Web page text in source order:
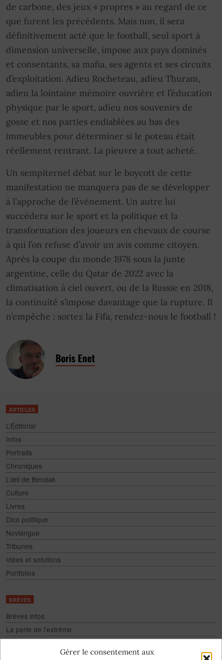
Gérer le consentement aux
de carbone, des jeux « propres » au regard de ce
que furent les précédents. Mais non, il sera
définitivement acté que le football, seul sport à
dimension universelle, impose aux pays dominés
et consentants, sa mafia, ses agents et ses circuits
d’exploitation. Adieu Rocheteau, adieu Thuram,
adieu la lointaine mémoire ouvrière et l’éducation
physique par le sport, adieu nos souvenirs de
gosse et nos parties endiablées au bas des
immeubles pour déterminer si le poteau était
réellement rentrant. La pieuvre a tout acheté.
Un sempiternel débat sur le boycott de cette
manifestation ne manquera pas de se développer
à l’approche de l’évènement. Un autre lui
succèdera sur le sport et la politique et la
transformation des joueurs en chevaux de course
à qui l’on refuse d’avoir un avis comme citoyen.
Après la coupe du monde 1978 sous la junte
argentine, celle du Qatar de 2022 avec la
climatisation à ciel ouvert, ou de la Russie en 2018,
la continuité s’impose davantage que la rupture. Il
n’empêche : sortez la Fifa, rendez-nous le football !
Boris Enet
ARTICLES
L’Éditorial
Infos
Portraits
Chroniques
L’œil de Bendak
Culture
Livres
Dico politique
Novlangue
Tribunes
Idées et solutions
Portfolios
BRÈVES
Brèves infos
La perle de l’extrême
Fake
Culture pour tous